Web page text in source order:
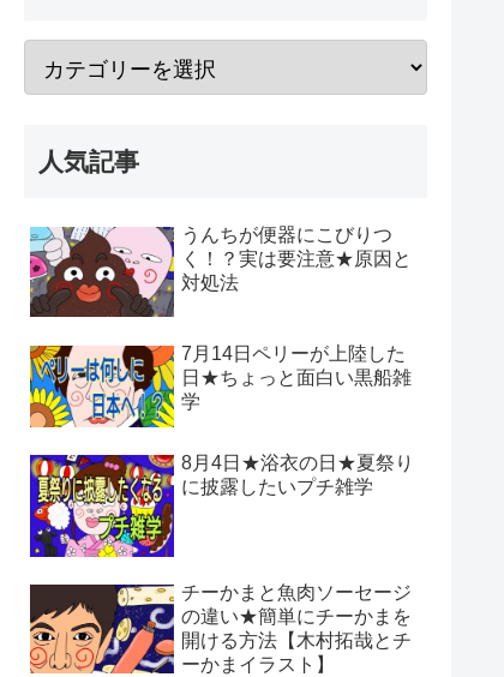
人気記事
うんちが便器にこびりつ
く！？実は要注意★原因と
対処法
7月14日ペリーが上陸した
日★ちょっと面白い黒船雑
学
8月4日★浴衣の日★夏祭り
に披露したいプチ雑学
チーかまと魚肉ソーセージ
の違い★簡単にチーかまを
開ける方法【木村拓哉とチ
ーかまイラスト】